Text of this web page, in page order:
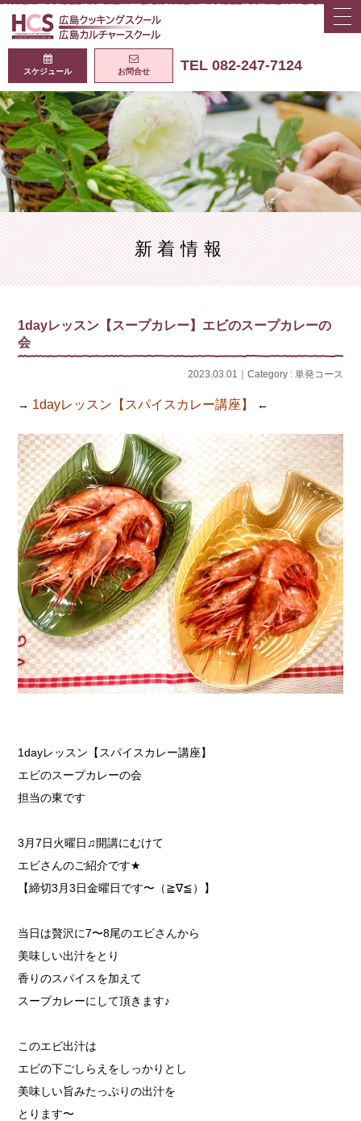
広島クッキン
スケジュール お問合せ TEL 082-247-7124
新着情報
1dayレッスン【スープカレー】エビのスープカレーの
会
2023.03.01｜Category : 単発コース
→ 1dayレッスン【スパイスカレー講座】 ←
1dayレッスン【スパイスカレー講座】
エビのスープカレーの会
担当の東です
3 月7日火曜日 ♫開講にむけて
エビさんのご紹介です★
【締切3 月3日金曜日です〜（≧∇≦）】
当日は贅沢に7〜8尾のエビさんから
美味しい出汁をとり
香りのスパイスを加えて
スープカレーにして頂きます♪
このエビ出汁は
エビの下ごしらえをしっかりとし
美味しい旨みたっぷりの出汁を
とります〜